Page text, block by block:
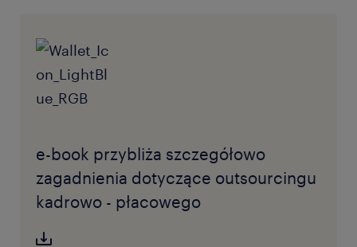
e-book przybliża szczegółowo
zagadnienia dotyczące outsourcingu
kadrowo - płacowego